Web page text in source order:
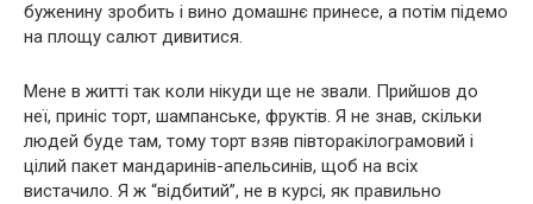
буженину зробить і вино домашнє принесе, а потім підемо
на площу салют дивитися.
Мене в житті так коли нікуди ще не звали. Прийшов до
неї, приніс торт, шампанське, фруктів. Я не знав, скільки
людей буде там, тому торт взяв півторакілограмовий і
цілий пакет мандаринів-апельсинів, щоб на всіх
вистачило. Я ж “відбитий”, не в курсі, як правильно